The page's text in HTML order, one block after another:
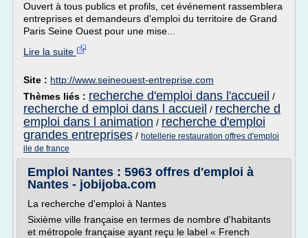
Ouvert à tous publics et profils, cet événement rassemblera
entreprises et demandeurs d'emploi du territoire de Grand
Paris Seine Ouest pour une mise...
Lire la suite
Site : http://www.seineouest-entreprise.com
Thèmes liés : recherche d'emploi dans l'accueil /
recherche d emploi dans l accueil / recherche d
emploi dans l animation / recherche d'emploi
grandes entreprises / hotellerie restauration offres d'emploi
ile de france
Emploi Nantes : 5963 offres d'emploi à
Nantes - jobijoba.com
La recherche d'emploi à Nantes
Sixième ville française en termes de nombre d'habitants
et métropole française ayant reçu le label « French